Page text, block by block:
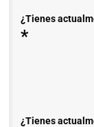
¿Tienes
*
¿Tienes